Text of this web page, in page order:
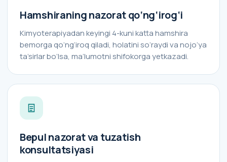
Hamshiraning nazorat qo‘ng‘irog‘i
Kimyoterapiyadan keyingi 4-kuni katta hamshira
bemorga qo‘ng‘iroq qiladi, holatini so‘raydi va nojo‘ya
ta’sirlar bo‘lsa, ma’lumotni shifokorga yetkazadi.
Bepul nazorat va tuzatish
konsultatsiyasi